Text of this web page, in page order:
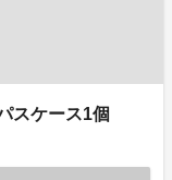
スケース1個